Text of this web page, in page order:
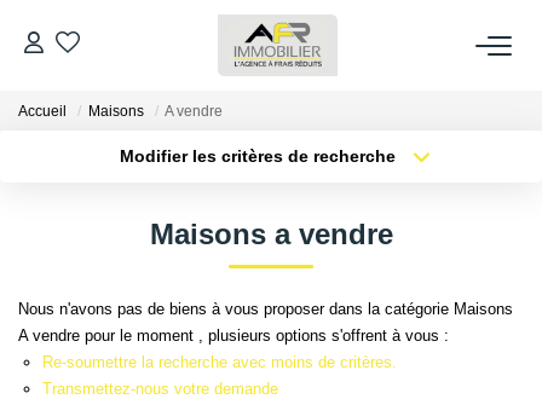
ACHETER
ESTIMER
FAIRE GÉRER
Accueil Maisons A vendre
Modifier les critères de recherche
Budget max Plus de critères
Maisons a vendre
Nous n'avons pas de biens à vous proposer dans la catégorie Maisons
A vendre pour le moment , plusieurs options s'offrent à vous :
Re-soumettre la recherche avec moins de critères.
Transmettez-nous votre demande